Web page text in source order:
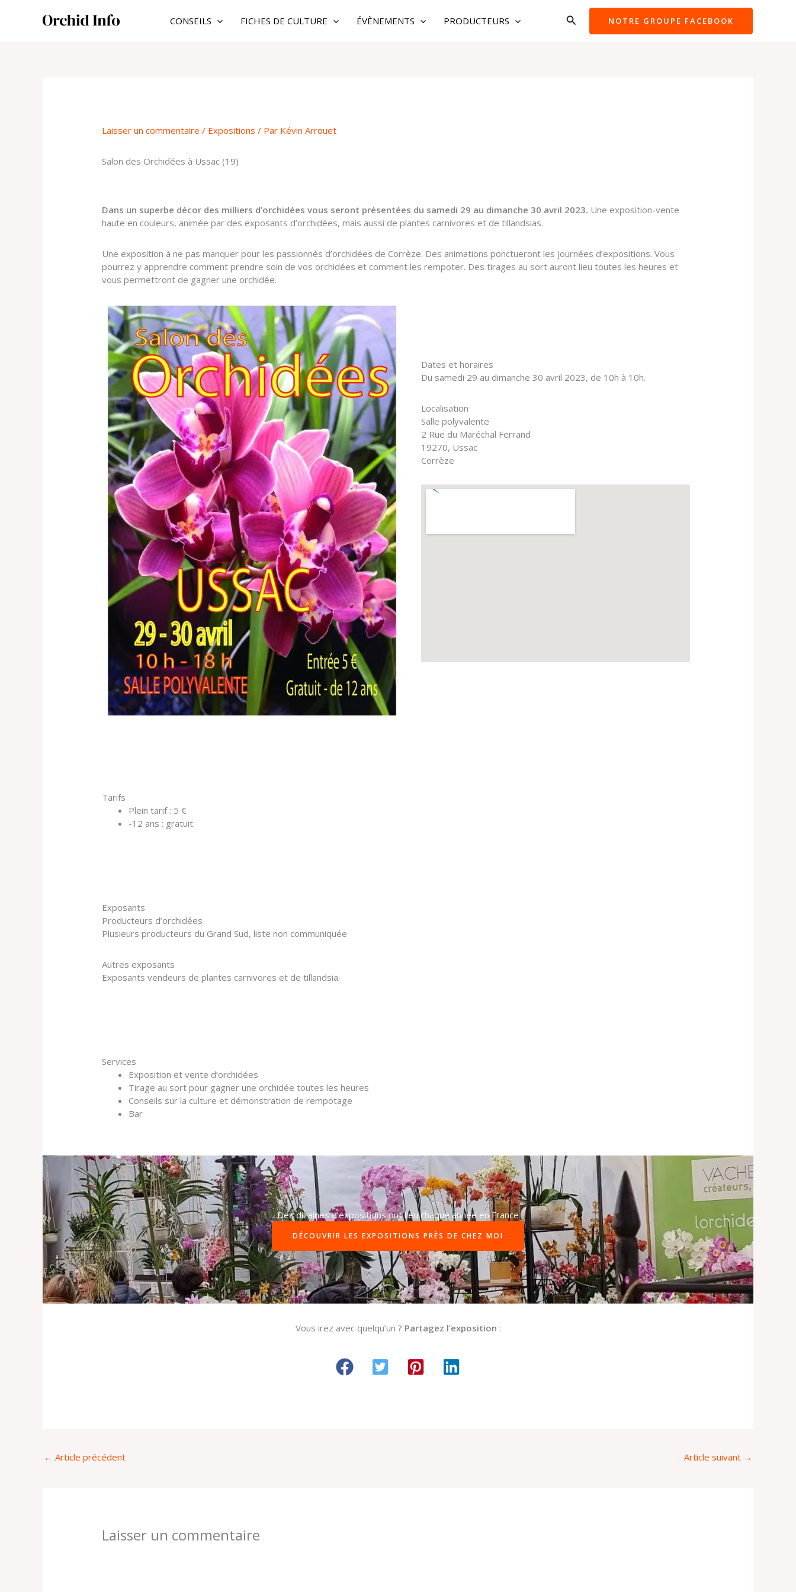
CONSEILS FICHES DE CULTURE ÉVÈNEMENTS PRODUCTEURS RechercherNOTRE GROUPE FACEBOOK
Laisser un commentaire / Expositions / Par Kévin Arrouet
Salon des Orchidées à Ussac (19)
Dans un superbe décor des milliers d’orchidées vous seront présentées du samedi 29 au dimanche 30 avril 2023. Une exposition-vente
haute en couleurs, animée par des exposants d’orchidées, mais aussi de plantes carnivores et de tillandsias.
Une exposition à ne pas manquer pour les passionnés d’orchidées de Corrèze. Des animations ponctueront les journées d’expositions. Vous
pourrez y apprendre comment prendre soin de vos orchidées et comment les rempoter. Des tirages au sort auront lieu toutes les heures et
vous permettront de gagner une orchidée.
Dates et horaires
Du samedi 29 au dimanche 30 avril 2023, de 10h à 10h.
Localisation
Salle polyvalente
2 Rue du Maréchal Ferrand
19270, Ussac
Corrèze
Tarifs
Plein tarif : 5 €
-12 ans : gratuit
Exposants
Producteurs d’orchidées
Plusieurs producteurs du Grand Sud, liste non communiquée
Autres exposants
Exposants vendeurs de plantes carnivores et de tillandsia.
Services
Exposition et vente d’orchidées
Tirage au sort pour gagner une orchidée toutes les heures
Conseils sur la culture et démonstration de rempotage
Bar
Des dizaines d’expositions ont lieu chaque année en France
DÉCOUVRIR LES EXPOSITIONS PRÈS DE CHEZ MOI
Vous irez avec quelqu’un ? Partagez l’exposition :
← Article précédent Article suivant →
Laisser un commentaire